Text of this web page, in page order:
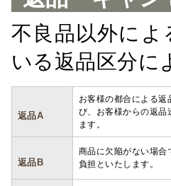
不良品以外に
いる返品区分に
返品A
お客様の都合による
び、お客様からの返品
ます。
返品B
商品に欠陥がない場合
負担といたします。